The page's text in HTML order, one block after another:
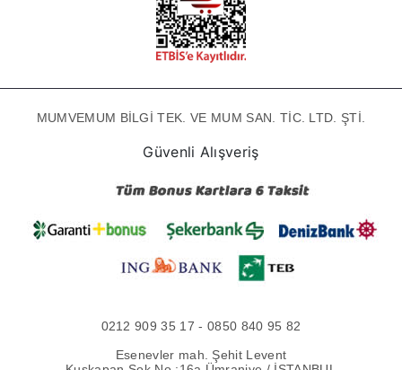
MUMVEMUM BİLGİ TEK. VE MUM SAN. TİC. LTD. ŞTİ.
Güvenli Alışveriş
0212 909 35 17 - 0850 840 95 82
Esenevler mah. Şehit Levent